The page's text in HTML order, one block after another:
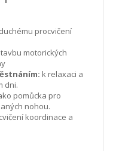
procvičení
motorických
k relaxaci a
dni.
pomůcka pro
nohou.
koordinace a